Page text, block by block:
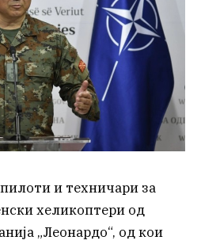
и техничари за
хеликоптери од
„Леонардо“, од кои